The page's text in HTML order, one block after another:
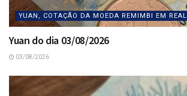
YUAN, COTAÇÃO DA MOEDA REMIMBI EM REAL
Yuan do dia 03/08/2026
03/08/2026